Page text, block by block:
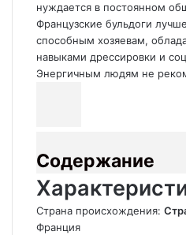
нуждается в постоянном
Французские бульдоги
способным хозяевам,
навыками дрессировки и
Энергичным людям не
Содержание
Страна происхождения:
Франция